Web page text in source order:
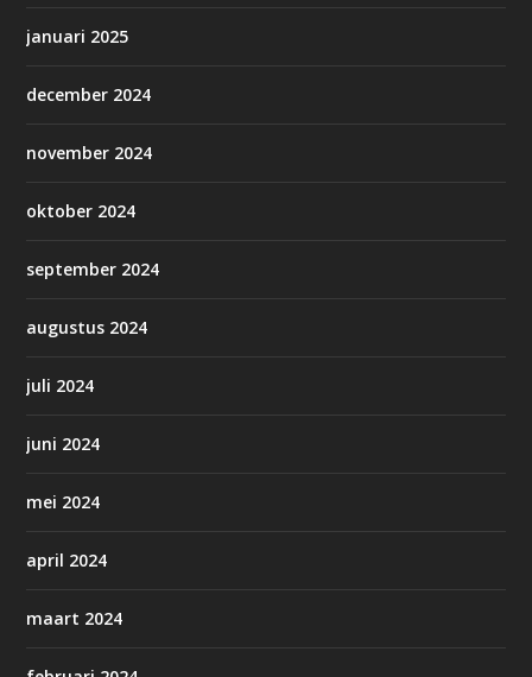
januari 2025
december 2024
november 2024
oktober 2024
september 2024
augustus 2024
juli 2024
juni 2024
mei 2024
april 2024
maart 2024